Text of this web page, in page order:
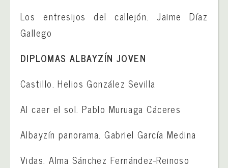
Los entresijos del callejón. Jaime Díaz
Gallego
DIPLOMAS ALBAYZÍN JOVEN
Castillo. Helios González Sevilla
Al caer el sol. Pablo Muruaga Cáceres
Albayzín panorama. Gabriel García Medina
Vidas. Alma Sánchez Fernández-Reinoso